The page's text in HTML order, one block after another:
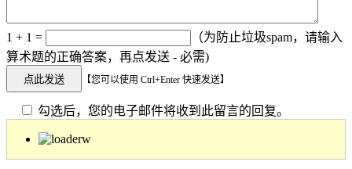
1 + 1 =
（为防止垃圾spam，请输入
算术题的正确答案，再点发送 - 必需)
【您可以使用 Ctrl+Enter 快速发送】
勾选后，您的电子邮件将收到此留言的回复。